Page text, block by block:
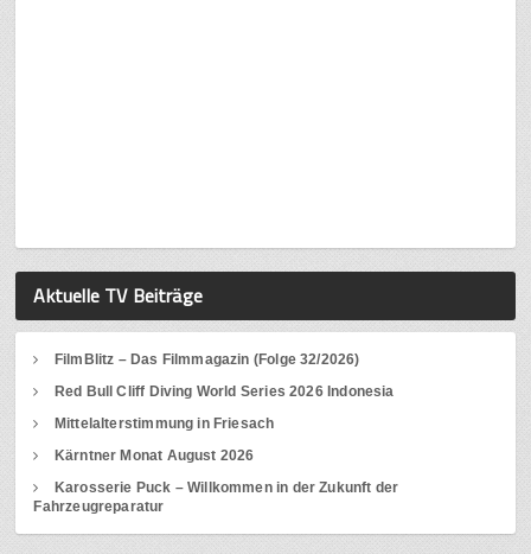
Aktuelle TV Beiträge
FilmBlitz – Das Filmmagazin (Folge 32/2026)
Red Bull Cliff Diving World Series 2026 Indonesia
Mittelalterstimmung in Friesach
Kärntner Monat August 2026
Karosserie Puck – Willkommen in der Zukunft der
Fahrzeugreparatur